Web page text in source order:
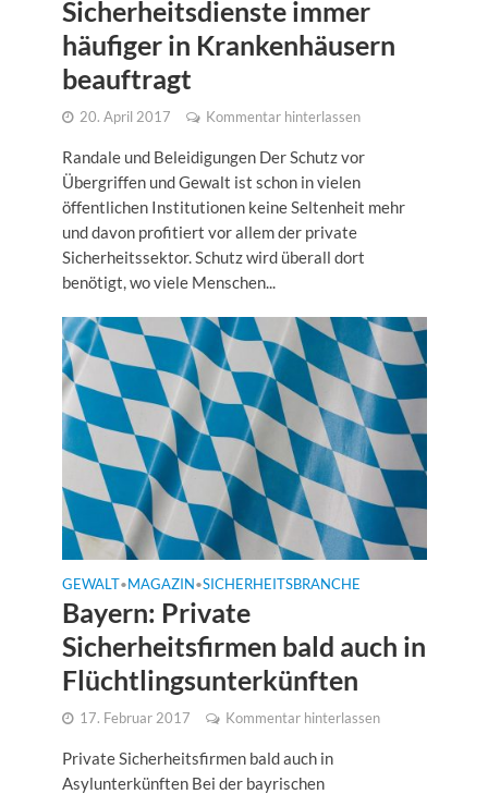
Sicherheitsdienste immer
häufiger in Krankenhäusern
beauftragt
20. April 2017 Kommentar hinterlassen
Randale und Beleidigungen Der Schutz vor
Übergriffen und Gewalt ist schon in vielen
öffentlichen Institutionen keine Seltenheit mehr
und davon profitiert vor allem der private
Sicherheitssektor. Schutz wird überall dort
benötigt, wo viele Menschen...
GEWALT• MAGAZIN •SICHERHEITSBRANCHE
Bayern: Private
Sicherheitsfirmen bald auch in
Flüchtlingsunterkünften
17. Februar 2017 Kommentar hinterlassen
Private Sicherheitsfirmen bald auch in
Asylunterkünften Bei der bayrischen